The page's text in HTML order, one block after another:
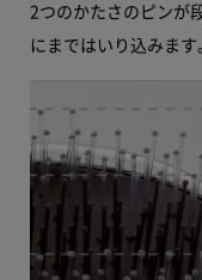
2つのかたさのピンが
にまではいり込みます